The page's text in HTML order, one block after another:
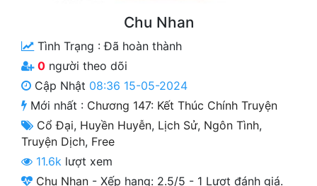
Cung Đấu
Cạnh Kỹ
Cổ Tiên Hiệp
Cổ Đại
Du Hí
Chu Nhan
Tình Trạng :Đã hoàn thành
0 người theo dõi
Cập Nhật 08:36 15-05-2024
Mới nhất : Chương 147: Kết Thúc Chính Truyện
Cổ Đại, Huyền Huyễn, Lịch Sử, Ngôn Tình,
Truyện Dịch, Free
11.6k lượt xem
Chu Nhan - Xếp hạng: 2.5/5 - 1 Lượt đánh giá.